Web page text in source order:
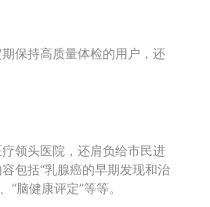
保持高质量体检的用户，还
领头医院，还肩负给市民进
包括“乳腺癌的早期发现和治
脑健康评定”等等。